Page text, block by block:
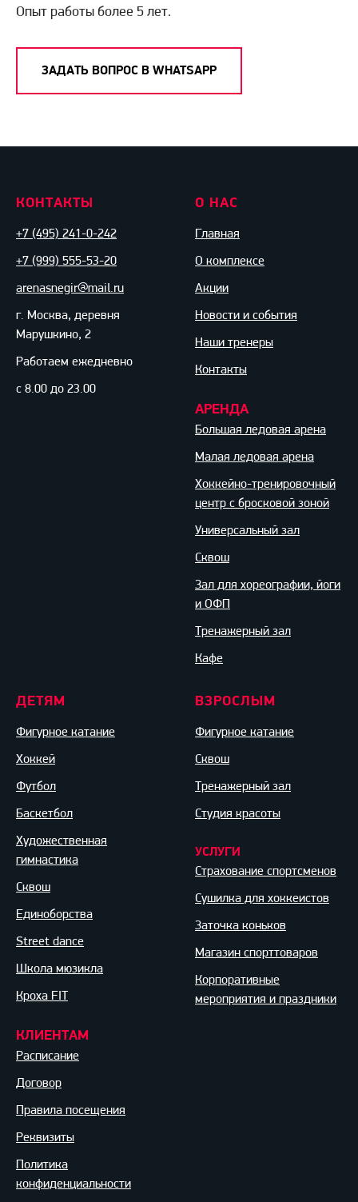
Опыт работы более 5 лет.
ЗАДАТЬ ВОПРОС В WHATSAPP
КОНТАКТЫ
+7 (495) 241-0-242
+7 (999) 555-53-20
arenasnegir@mail.ru
г. Москва, деревня
Марушкино, 2
Работаем ежедневно
с 8.00 до 23.00
О НАС
Главная
О комплексе
Акции
Новости и события
Наши тренеры
Контакты
АРЕНДА
Большая ледовая арена
Малая ледовая арена
Хоккейно-тренировочный
центр с бросковой зоной
Универсальный зал
Сквош
Зал для хореографии, йоги
и ОФП
Тренажерный зал
Кафе
ДЕТЯМ
Фигурное катание
Хоккей
Футбол
Баскетбол
Художественная
гимнастика
Сквош
Единоборства
Street dance
Школа мюзикла
Кроха FIT
КЛИЕНТАМ
Расписание
Договор
Правила посещения
Реквизиты
Политика
конфиденциальности
ВЗРОСЛЫМ
Фигурное катание
Сквош
Тренажерный зал
Студия красоты
УСЛУГИ
Страхование спортсменов
Сушилка для хоккеистов
Заточка коньков
Магазин спорттоваров
Корпоративные
мероприятия и праздники